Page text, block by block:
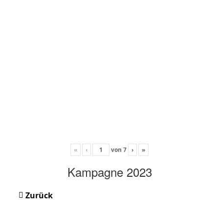
« ‹ von 7 › »
Kampagne 2023
Zurück